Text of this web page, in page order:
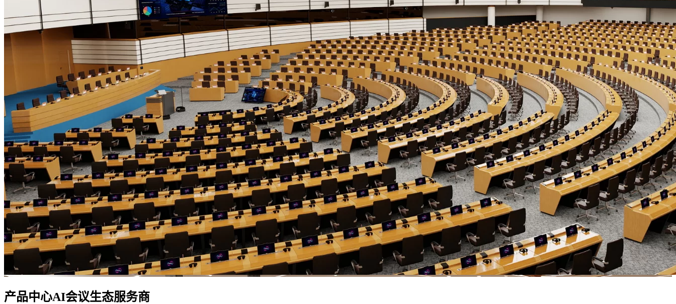
产品中心AI会议生态服务商